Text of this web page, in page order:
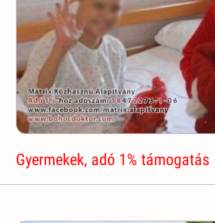
Gyermekek, adó 1% támogatás